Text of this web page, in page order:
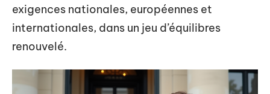
exigences nationales, européennes et
internationales, dans un jeu d’équilibres
renouvelé.